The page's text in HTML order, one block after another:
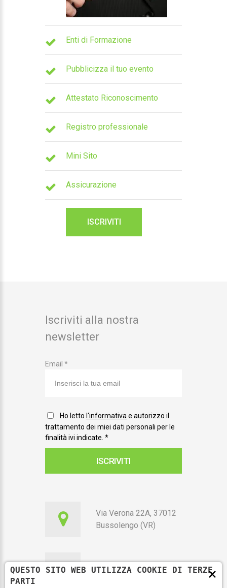
Enti di Formazione
Pubblicizza il tuo evento
Attestato Riconoscimento
Registro professionale
Mini Sito
Assicurazione
ISCRIVITI
Iscriviti alla nostra
newsletter
Email *
Ho letto l'informativae autorizzo il
trattamento dei miei dati personali per le
finalità ivi indicate. *
ISCRIVITI
Via Verona 22A, 37012
Bussolengo (VR)
351 7010115 ×
QUESTO SITO WEB UTILIZZA COOKIE DI TERZE
PARTI